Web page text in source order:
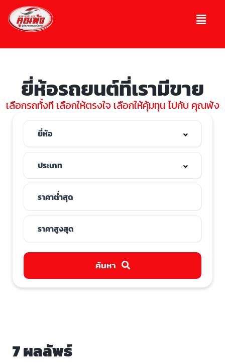
ยี่ห้อรถยนต์ที่เรามีขาย
เลือกรถทั้งที เลือกให้ตรงใจ เลือกให้คุ้มทุน ไปกับ คุณพ้ง
ค้นหา
7 ผลลัพธ์